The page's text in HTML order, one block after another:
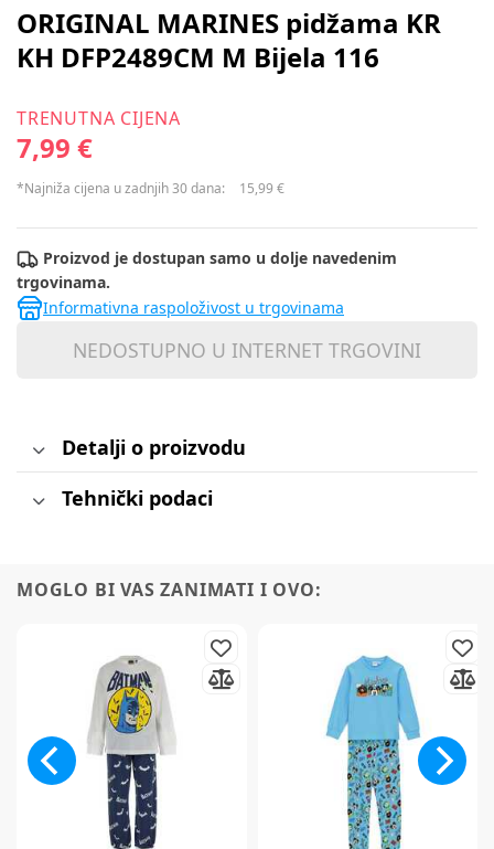
ORIGINAL MARINES pidžama KR
KH DFP2489CM M Bijela 116
TRENUTNA CIJENA
7,99 €
*Najniža cijena u zadnjih 30 dana: 15,99 €
Proizvod je dostupan samo u dolje navedenim
trgovinama.
Informativna raspoloživost u trgovinama
NEDOSTUPNO U INTERNET TRGOVINI
Detalji o proizvodu
Tehnički podaci
MOGLO BI VAS ZANIMATI I OVO: